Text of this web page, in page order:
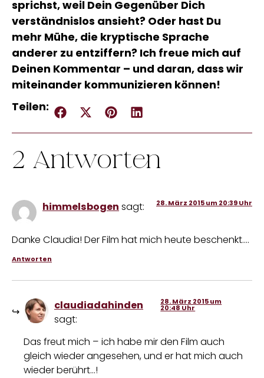
sprichst, weil Dein Gegenüber Dich
verständnislos ansieht? Oder hast Du
mehr Mühe, die kryptische Sprache
anderer zu entziffern? Ich freue mich auf
Deinen Kommentar – und daran, dass wir
miteinander kommunizieren können!
Teilen:
2 Antworten
himmelsbogen sagt: 28. März 2015 um 20:39 Uhr
Danke Claudia! Der Film hat mich heute beschenkt….
Antworten
claudiadahinden
sagt:
28. März 2015 um
20:48 Uhr
Das freut mich – ich habe mir den Film auch
gleich wieder angesehen, und er hat mich auch
wieder berührt…!